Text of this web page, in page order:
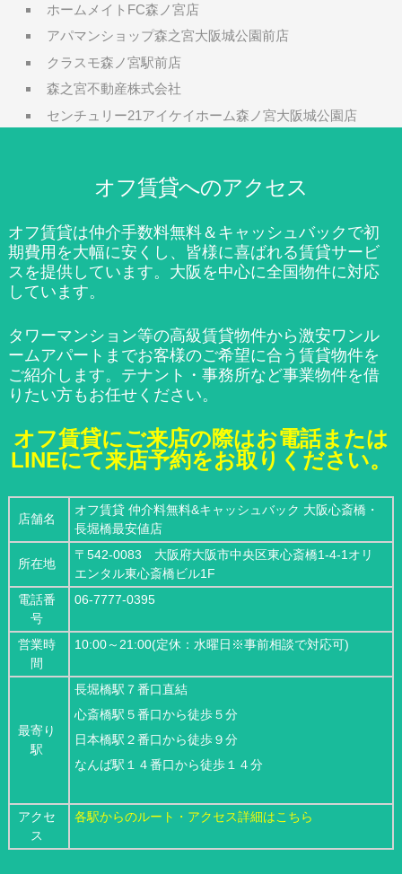
ホームメイトFC森ノ宮店
アパマンショップ森之宮大阪城公園前店
クラスモ森ノ宮駅前店
森之宮不動産株式会社
センチュリー21アイケイホーム森ノ宮大阪城公園店
オフ賃貸へのアクセス
オフ賃貸は仲介手数料無料＆キャッシュバックで初
期費用を大幅に安くし、皆様に喜ばれる賃貸サービ
スを提供しています。大阪を中心に全国物件に対応
しています。
タワーマンション等の高級賃貸物件から激安ワンル
ームアパートまでお客様のご希望に合う賃貸物件を
ご紹介します。テナント・事務所など事業物件を借
りたい方もお任せください。
オフ賃貸にご来店の際はお電話または
LINEにて来店予約をお取りください。
店舗名
オフ賃貸 仲介料無料&キャッシュバック 大阪心斎橋・
長堀橋最安値店
所在地
〒542-0083 大阪府大阪市中央区東心斎橋1-4-1オリ
エンタル東心斎橋ビル1F
電話番
号
06-7777-0395
営業時
間
10:00～21:00(定休：水曜日※事前相談で対応可)
最寄り
駅
長堀橋駅７番口直結
心斎橋駅５番口から徒歩５分
日本橋駅２番口から徒歩９分
なんば駅１４番口から徒歩１４分
アクセ
ス
各駅からのルート・アクセス詳細はこちら